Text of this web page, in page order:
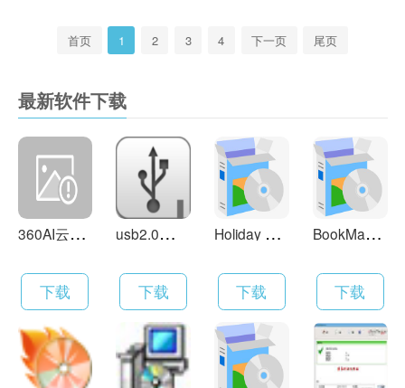
首页 1 2 3 4 下一页 尾页
最新软件下载
3
60AI云盘 4.0.2.1400
下载
u
sb2.0驱动 6.22
下载
H
oliday Lights 5.4
下载
B
ookManager 1.5.0
下载